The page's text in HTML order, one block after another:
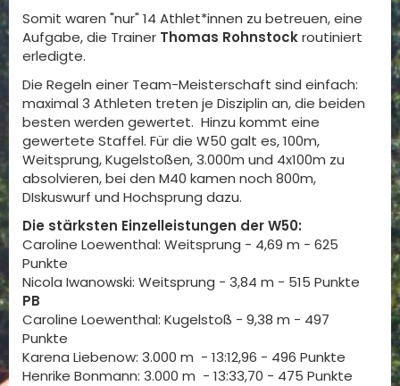
Somit waren "nur" 14 Athlet*innen zu betreuen, eine
Aufgabe, die Trainer Thomas Rohnstockroutiniert
erledigte.
Die Regeln einer Team-Meisterschaft sind einfach:
maximal 3 Athleten treten je Disziplin an, die beiden
besten werden gewertet. Hinzu kommt eine
gewertete Staffel. Für die W50 galt es, 100m,
Weitsprung, Kugelstoßen, 3.000m und 4x100m zu
absolvieren, bei den M40 kamen noch 800m,
DIskuswurf und Hochsprung dazu.
Die stärksten Einzelleistungen der W50:
Caroline Loewenthal: Weitsprung - 4,69 m - 625
Punkte
Nicola Iwanowski: Weitsprung - 3,84 m - 515 Punkte
PB
Caroline Loewenthal: Kugelstoß - 9,38 m - 497
Punkte
Karena Liebenow: 3.000 m - 13:12,96 - 496 Punkte
Henrike Bonmann: 3.000 m - 13:33,70 - 475 Punkte